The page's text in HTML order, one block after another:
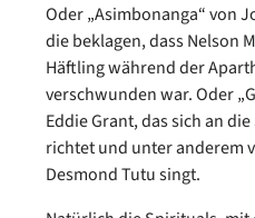
Oder „Asimbonanga“ von
die beklagen, dass Nelson
Häftling während der
verschwunden war. Oder
Eddie Grant, das sich an
richtet und unter anderem
Desmond Tutu singt.